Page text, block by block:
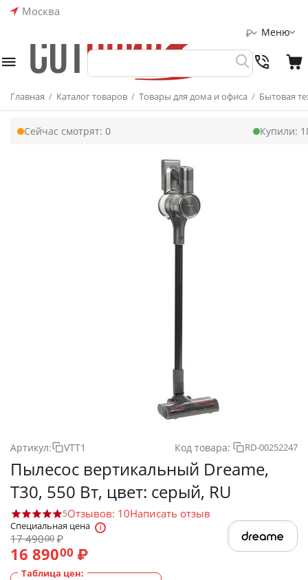
Москва
Меню
₽
Главная / Каталог товаров / Товары для дома и офиса / Бытовая
Сейчас смотрят: 0 Купили:
Артикул: VTT1 Код товара: RD-00252247
Пылесос вертикальный Dreame,
T30, 550 Вт, цвет: серый, RU
5Отзывов: 10Написать отзыв
Специальная цена
17 49000₽
16 89000 ₽
Таблица цен: